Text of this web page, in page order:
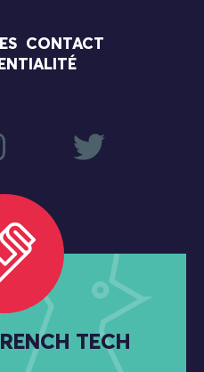
CONTACT
TECH